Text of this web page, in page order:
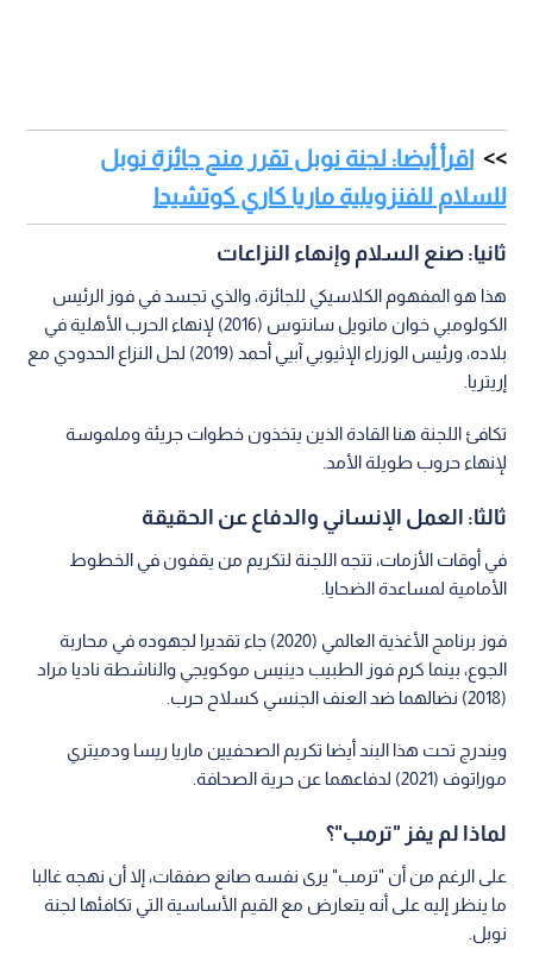
اقرأ أيضا: لجنة نوبل تقرر منح جائزة نوبل
للسلام للفنزويلية ماريا كاري كوتشيدا
ثانيا: صنع السلام وإنهاء النزاعات
هذا هو المفهوم الكلاسيكي للجائزة، والذي تجسد في فوز الرئيس
الكولومبي خوان مانويل سانتوس (2016) لإنهاء الحرب الأهلية في
بلاده، ورئيس الوزراء الإثيوبي آبيي أحمد (2019) لحل النزاع الحدودي مع
إريتريا.
تكافئ اللجنة هنا القادة الذين يتخذون خطوات جريئة وملموسة
لإنهاء حروب طويلة الأمد.
ثالثا: العمل الإنساني والدفاع عن الحقيقة
في أوقات الأزمات، تتجه اللجنة لتكريم من يقفون في الخطوط
الأمامية لمساعدة الضحايا.
فوز برنامج الأغذية العالمي (2020) جاء تقديرا لجهوده في محاربة
الجوع، بينما كرم فوز الطبيب دينيس موكويجي والناشطة ناديا مراد
(2018) نضالهما ضد العنف الجنسي كسلاح حرب.
ويندرج تحت هذا البند أيضا تكريم الصحفيين ماريا ريسا ودميتري
موراتوف (2021) لدفاعهما عن حرية الصحافة.
لماذا لم يفز "ترمب"؟
على الرغم من أن "ترمب" يرى نفسه صانع صفقات، إلا أن نهجه غالبا
ما ينظر إليه على أنه يتعارض مع القيم الأساسية التي تكافئها لجنة
نوبل.